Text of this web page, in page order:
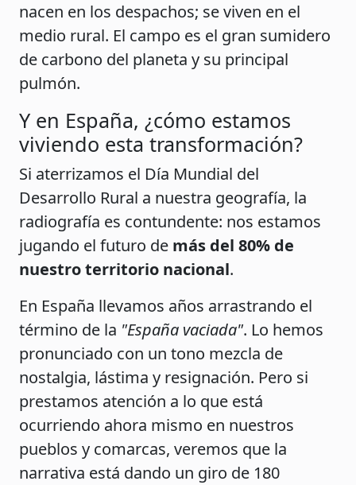
nacen en los despachos; se viven en el
medio rural. El campo es el gran sumidero
de carbono del planeta y su principal
pulmón.
Y en España, ¿cómo estamos
viviendo esta transformación?
Si aterrizamos el Día Mundial del
Desarrollo Rural a nuestra geografía, la
radiografía es contundente: nos estamos
jugando el futuro de más del 80% de
nuestro territorio nacional.
En España llevamos años arrastrando el
término de la "España vaciada". Lo hemos
pronunciado con un tono mezcla de
nostalgia, lástima y resignación. Pero si
prestamos atención a lo que está
ocurriendo ahora mismo en nuestros
pueblos y comarcas, veremos que la
narrativa está dando un giro de 180